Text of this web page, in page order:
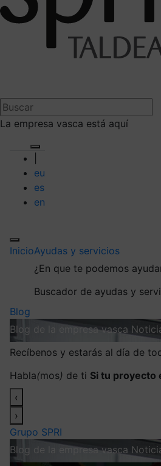
La empresa vasca está aquí
eu
es
en
InicioAyudas y servicios
¿En que te podemos
Buscador de ayudas y
Blog
Blog de la empresa vasca
Recíbenos y estarás al día de
Habla(mos) de ti Si tu proyecto
‹
›
Grupo SPRI
Blog de la empresa vasca